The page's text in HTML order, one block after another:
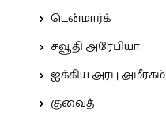
டென்மார்க்
சவூதி அரேபியா
ஐக்கிய அரபு அமீரகம்
குவைத்